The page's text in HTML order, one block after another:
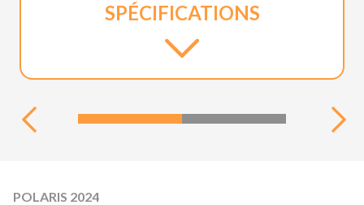
SPÉCIFICATIONS
POLARIS 2024